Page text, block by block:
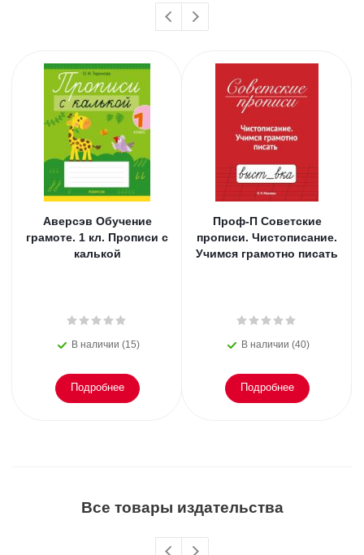
Аверсэв Обучение
грамоте. 1 кл. Прописи с
калькой
В наличии (15)
Подробнее
Проф-П Советские
прописи. Чистописание.
Учимся грамотно писать
В наличии (40)
Подробнее
Все товары издательства